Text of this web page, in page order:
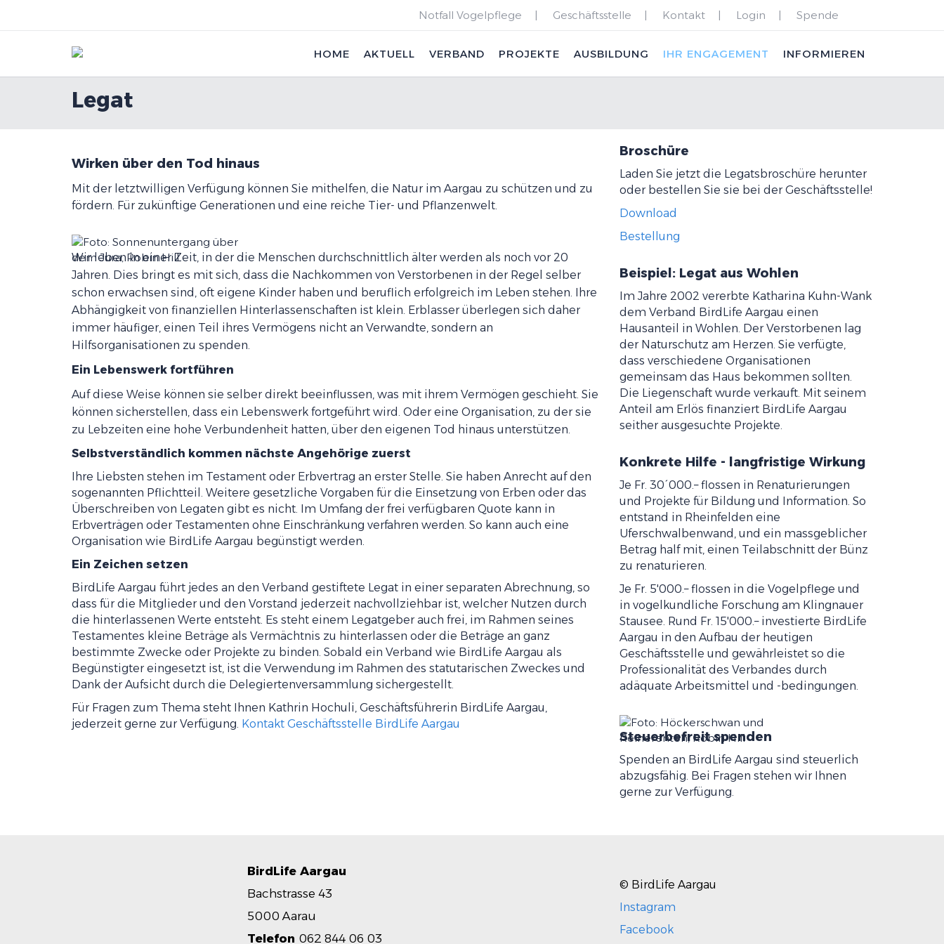
Notfall Vogelpflege Geschäftsstelle Kontakt Login Spende
HOME AKTUELL VERBAND PROJEKTE AUSBILDUNG IHR ENGAGEMENT INFORMIEREN
Legat
Wirken über den Tod hinaus
Mit der letztwilligen Verfügung können Sie mithelfen, die Natur im Aargau zu schützen und zu
fördern. Für zukünftige Generationen und eine reiche Tier- und Pflanzenwelt.
Wir leben in einer Zeit, in der die Menschen durchschnittlich älter werden als noch vor 20
Jahren. Dies bringt es mit sich, dass die Nachkommen von Verstorbenen in der Regel selber
schon erwachsen sind, oft eigene Kinder haben und beruflich erfolgreich im Leben stehen. Ihre
Abhängigkeit von finanziellen Hinterlassenschaften ist klein. Erblasser überlegen sich daher
immer häufiger, einen Teil ihres Vermögens nicht an Verwandte, sondern an
Hilfsorganisationen zu spenden.
Ein Lebenswerk fortführen
Auf diese Weise können sie selber direkt beeinflussen, was mit ihrem Vermögen geschieht. Sie
können sicherstellen, dass ein Lebenswerk fortgeführt wird. Oder eine Organisation, zu der sie
zu Lebzeiten eine hohe Verbundenheit hatten, über den eigenen Tod hinaus unterstützen.
Selbstverständlich kommen nächste Angehörige zuerst
Ihre Liebsten stehen im Testament oder Erbvertrag an erster Stelle. Sie haben Anrecht auf den
sogenannten Pflichtteil. Weitere gesetzliche Vorgaben für die Einsetzung von Erben oder das
Überschreiben von Legaten gibt es nicht. Im Umfang der frei verfügbaren Quote kann in
Erbverträgen oder Testamenten ohne Einschränkung verfahren werden. So kann auch eine
Organisation wie BirdLife Aargau begünstigt werden.
Ein Zeichen setzen
BirdLife Aargau führt jedes an den Verband gestiftete Legat in einer separaten Abrechnung, so
dass für die Mitglieder und den Vorstand jederzeit nachvollziehbar ist, welcher Nutzen durch
die hinterlassenen Werte entsteht. Es steht einem Legatgeber auch frei, im Rahmen seines
Testamentes kleine Beträge als Vermächtnis zu hinterlassen oder die Beträge an ganz
bestimmte Zwecke oder Projekte zu binden. Sobald ein Verband wie BirdLife Aargau als
Begünstigter eingesetzt ist, ist die Verwendung im Rahmen des statutarischen Zweckes und
Dank der Aufsicht durch die Delegiertenversammlung sichergestellt.
Für Fragen zum Thema steht Ihnen Kathrin Hochuli, Geschäftsführerin BirdLife Aargau,
jederzeit gerne zur Verfügung. Kontakt Geschäftsstelle BirdLife Aargau
Broschüre
Laden Sie jetzt die Legatsbroschüre herunter
oder bestellen Sie sie bei der Geschäftsstelle!
Download
Bestellung
Beispiel: Legat aus Wohlen
Im Jahre 2002 vererbte Katharina Kuhn-Wank
dem Verband BirdLife Aargau einen
Hausanteil in Wohlen. Der Verstorbenen lag
der Naturschutz am Herzen. Sie verfügte,
dass verschiedene Organisationen
gemeinsam das Haus bekommen sollten.
Die Liegenschaft wurde verkauft. Mit seinem
Anteil am Erlös finanziert BirdLife Aargau
seither ausgesuchte Projekte.
Konkrete Hilfe - langfristige Wirkung
Je Fr. 30´000.– flossen in Renaturierungen
und Projekte für Bildung und Information. So
entstand in Rheinfelden eine
Uferschwalbenwand, und ein massgeblicher
Betrag half mit, einen Teilabschnitt der Bünz
zu renaturieren.
Je Fr. 5'000.– flossen in die Vogelpflege und
in vogelkundliche Forschung am Klingnauer
Stausee. Rund Fr. 15'000.– investierte BirdLife
Aargau in den Aufbau der heutigen
Geschäftsstelle und gewährleistet so die
Professionalität des Verbandes durch
adäquate Arbeitsmittel und -bedingungen.
Steuerbefreit spenden
Spenden an BirdLife Aargau sind steuerlich
abzugsfähig. Bei Fragen stehen wir Ihnen
gerne zur Verfügung.
BirdLife Aargau
Bachstrasse 43
5000 Aarau
Telefon 062 844 06 03
© BirdLife Aargau
Instagram
Facebook